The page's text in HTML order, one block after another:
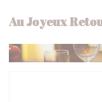
Au Joyeux